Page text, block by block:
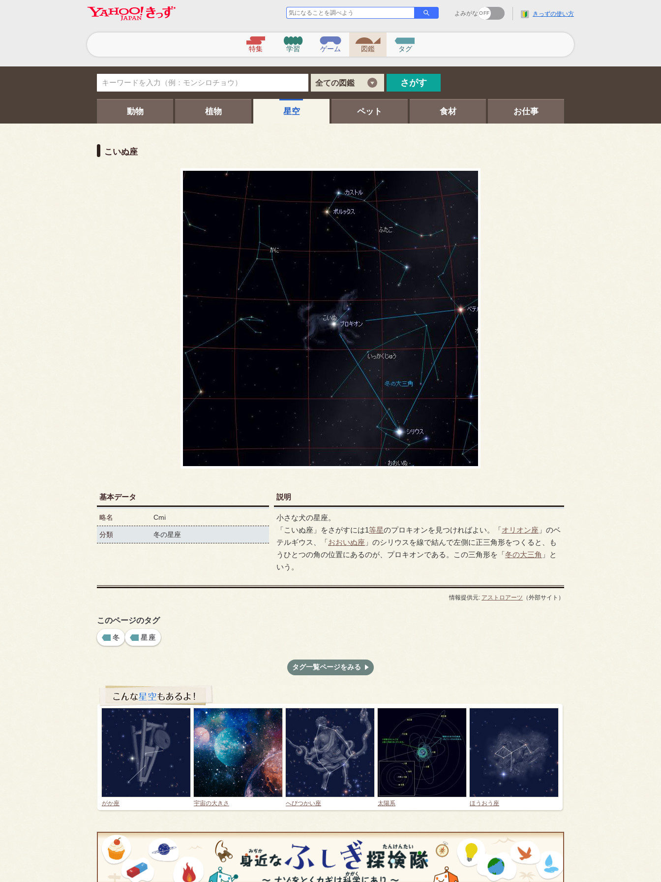
気
に
る
こ
と
調
よ
う
が
す
よみがな きっずの使い方
ン
特集 学習 ゲーム 図鑑 タグ
全ての図鑑 さがす
動物 植物 星空 ペット 食材 お仕事
こいぬ座
基本データ
略名 Cmi
分類 冬の星座
説明
小さな犬の星座。
「こいぬ座」をさがすには1等星のプロキオンを見つければよい。「オリオン座 」のベ
テルギウス、「おおいぬ座 」のシリウスを線で結んで左側に正三角形をつくると、も
うひとつの角の位置にあるのが、プロキオンである。この三角形を「冬の大三角 」と
いう。
情報提供元: アストロアーツ （外部サイト）
このページのタグ
冬 星座
タグ一覧ページをみる
がか座 宇宙の大きさ へびつかい座 太陽系 ほうおう座